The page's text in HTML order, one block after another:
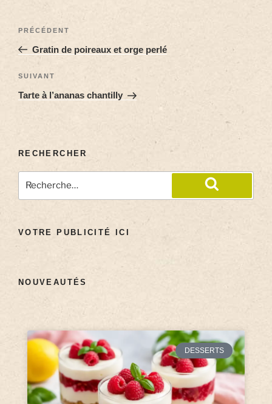
PRÉCÉDENT
Gratin de poireaux et orge perlé
SUIVANT
Tarte à l’ananas chantilly
RECHERCHER
VOTRE PUBLICITÉ ICI
NOUVEAUTÉS
DESSERTS